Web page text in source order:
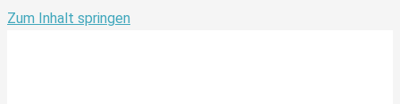
Zum Inhalt springen